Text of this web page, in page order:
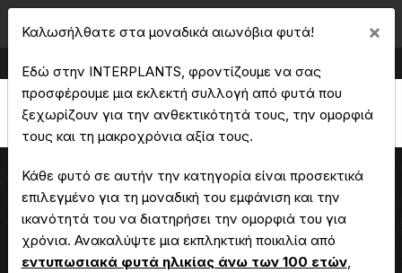
Γιούκα elephantipes
×
Καλωσήλθατε στα μοναδικά αιωνόβια φυτά!
Εδώ στην INTERPLANTS, φροντίζουμε να σας
προσφέρουμε μια εκλεκτή συλλογή από φυτά που
ξεχωρίζουν για την ανθεκτικότητά τους, την ομορφιά
τους και τη μακροχρόνια αξία τους.
Κάθε φυτό σε αυτήν την κατηγορία είναι προσεκτικά
επιλεγμένο για τη μοναδική του εμφάνιση και την
ικανότητά του να διατηρήσει την ομορφιά του για
χρόνια. Ανακαλύψτε μια εκπληκτική ποικιλία από
εντυπωσιακά φυτά ηλικίας άνω των 100 ετών,